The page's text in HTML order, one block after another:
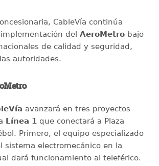
CableVía continúa
del AeroMetrobajo
de calidad y seguridad,
autoridades.
avanzará en tres proyectos
Línea 1 que conectará a Plaza
Primero, el equipo especializado
sistema electromecánico en la
dará funcionamiento al teleférico.